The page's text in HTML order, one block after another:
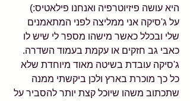
היא עושה פיזיוטרפיה ואנחנו פילאטיס:)
על ג'סיקה אני ממליצה לפני המתאמנים
שלי ובכלל כאשר מישהו מספר לי שיש לו
כאבי גב חזקים או עקמת בעמוד השדרה.
ג'סיקה עובדת בשיטה מאוד מיוחדת שלא
כל כך מוכרת בארץ ולכן ביקשתי ממנה
שתכתוב משהו שיוכל קצת יותר להסביר על